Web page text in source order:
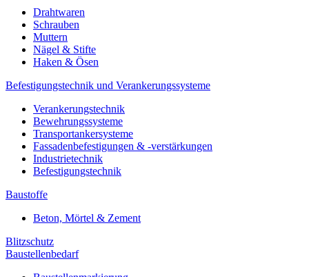
Drahtwaren
Schrauben
Muttern
Nägel & Stifte
Haken & Ösen
Befestigungstechnik und Verankerungssysteme
Verankerungstechnik
Bewehrungssysteme
Transportankersysteme
Fassadenbefestigungen & -verstärkungen
Industrietechnik
Befestigungstechnik
Baustoffe
Beton, Mörtel & Zement
Blitzschutz
Baustellenbedarf